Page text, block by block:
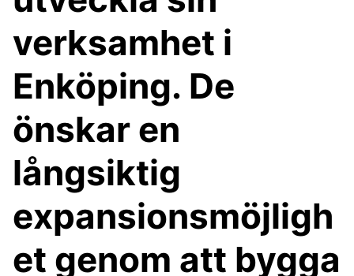
verksamhet i
Enköping. De
önskar en
långsiktig
expansionsmöjligh
et genom att bygga